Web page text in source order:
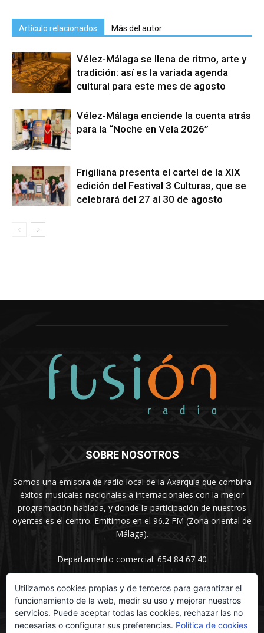
Artículo relacionados Más del autor
Vélez-Málaga se llena de ritmo, arte y
tradición: así es la variada agenda
cultural para este mes de agosto
Vélez-Málaga enciende la cuenta atrás
para la “Noche en Vela 2026”
Frigiliana presenta el cartel de la XIX
edición del Festival 3 Culturas, que se
celebrará del 27 al 30 de agosto
SOBRE NOSOTROS
Somos una emisora de radio local de la Axarquía que combina
éxitos musicales nacionales a internacionales con la mejor
programación hablada, y donde la participación de nuestros
oyentes es el centro. Emitimos en el 96.2 FM (Zona oriental de
Málaga).
Departamento comercial: 654 84 67 40
SÍGUENOS
Utilizamos cookies propias y de terceros para garantizar el
funcionamiento de la web, medir su uso y mejorar nuestros
servicios. Puede aceptar todas las cookies, rechazar las no
necesarias o configurar sus preferencias. Política de cookies